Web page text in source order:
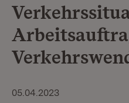
05.04.2023